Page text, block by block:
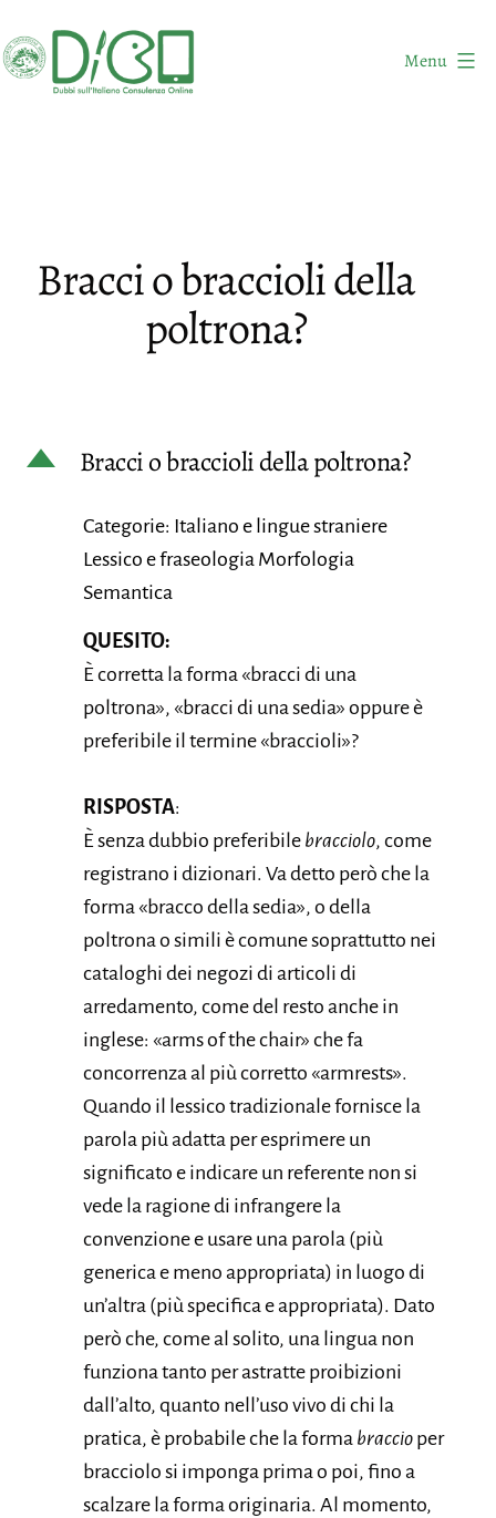
al
contenuto
Online
Menu
Bracci o braccioli della
poltrona?
D Bracci o braccioli della poltrona?
Categorie: Italiano e lingue straniere
Lessico e fraseologia Morfologia
Semantica
QUESITO:
È corretta la forma «bracci di una
poltrona», «bracci di una sedia» oppure è
preferibile il termine «braccioli»?
RISPOSTA:
È senza dubbio preferibile bracciolo, come
registrano i dizionari. Va detto però che la
forma «bracco della sedia», o della
poltrona o simili è comune soprattutto nei
cataloghi dei negozi di articoli di
arredamento, come del resto anche in
inglese: «arms of the chair» che fa
concorrenza al più corretto «armrests».
Quando il lessico tradizionale fornisce la
parola più adatta per esprimere un
significato e indicare un referente non si
vede la ragione di infrangere la
convenzione e usare una parola (più
generica e meno appropriata) in luogo di
un’altra (più specifica e appropriata). Dato
però che, come al solito, una lingua non
funziona tanto per astratte proibizioni
dall’alto, quanto nell’uso vivo di chi la
pratica, è probabile che la forma braccio per
bracciolo si imponga prima o poi, fino a
scalzare la forma originaria. Al momento,